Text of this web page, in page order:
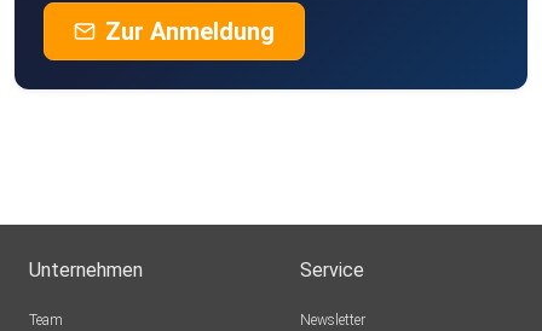
Zur Anmeldung
Unternehmen
Team
Service
Newsletter